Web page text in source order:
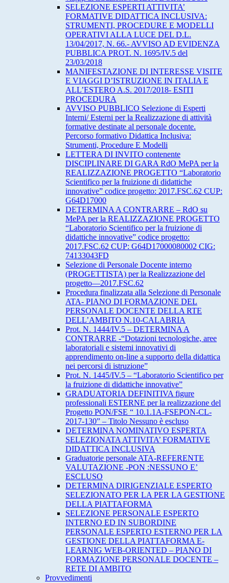
SELEZIONE ESPERTI ATTIVITA’
FORMATIVE DIDATTICA INCLUSIVA:
STRUMENTI, PROCEDURE E MODELLI
OPERATIVI ALLA LUCE DEL D.L.
13/04/2017, N. 66.- AVVISO AD EVIDENZA
PUBBLICA PROT. N. 1695/IV.5 del
23/03/2018
MANIFESTAZIONE DI INTERESSE VISITE
E VIAGGI D’ISTRUZIONE IN ITALIA E
ALL’ESTERO A.S. 2017/2018- ESITI
PROCEDURA
AVVISO PUBBLICO Selezione di Esperti
Interni/ Esterni per la Realizzazione di attività
formative destinate al personale docente.
Percorso formativo Didattica Inclusiva:
Strumenti, Procedure E Modelli
LETTERA DI INVITO contenente
DISCIPLINARE DI GARA RdO MePA per la
REALIZZAZIONE PROGETTO “Laboratorio
Scientifico per la fruizione di didattiche
innovative” codice progetto: 2017.FSC.62 CUP:
G64D17000
DETERMINA A CONTRARRE – RdO su
MePA per la REALIZZAZIONE PROGETTO
“Laboratorio Scientifico per la fruizione di
didattiche innovative” codice progetto:
2017.FSC.62 CUP: G64D17000080002 CIG:
74133043FD
Selezione di Personale Docente interno
(PROGETTISTA) per la Realizzazione del
progetto—2017.FSC.62
Procedura finalizzata alla Selezione di Personale
ATA- PIANO DI FORMAZIONE DEL
PERSONALE DOCENTE DELLA RTE
DELL’AMBITO N.10-CALABRIA
Prot. N. 1444/IV.5 – DETERMINA A
CONTRARRE -“Dotazioni tecnologiche, aree
laboratoriali e sistemi innovativi di
apprendimento on-line a supporto della didattica
nei percorsi di istruzione”
Prot. N. 1445/IV.5 – “Laboratorio Scientifico per
la fruizione di didattiche innovative”
GRADUATORIA DEFINITIVA figure
professionali ESTERNE per la realizzazione del
Progetto PON/FSE “ 10.1.1A-FSEPON-CL-
2017-130” – Titolo Nessuno è escluso
DETERMINA NOMINATIVO ESPERTA
SELEZIONATA ATTIVITA’ FORMATIVE
DIDATTICA INCLUSIVA
Graduatorie personale ATA-REFERENTE
VALUTAZIONE -PON :NESSUNO E’
ESCLUSO
DETERMINA DIRIGENZIALE ESPERTO
SELEZIONATO PER LA PER LA GESTIONE
DELLA PIATTAFORMA
SELEZIONE PERSONALE ESPERTO
INTERNO ED IN SUBORDINE
PERSONALE ESPERTO ESTERNO PER LA
GESTIONE DELLA PIATTAFORMA E-
LEARNIG WEB-ORIENTED – PIANO DI
FORMAZIONE PERSONALE DOCENTE –
RETE DI AMBITO
Provvedimenti